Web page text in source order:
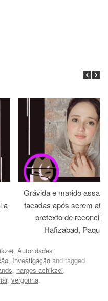
a
Grávida e marido
facadas após serem
pretexto de
Hafizabad,
, Autoridades
, Investigação and tagged
, narges achikzei,
, vergonha.